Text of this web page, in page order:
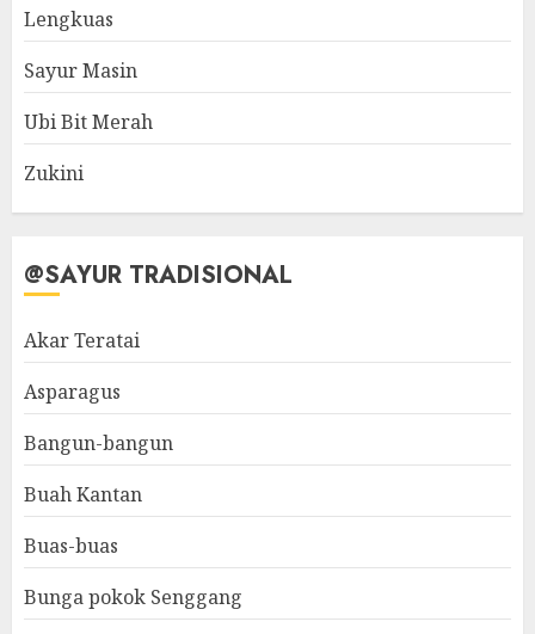
Lengkuas
Sayur Masin
Ubi Bit Merah
Zukini
@SAYUR TRADISIONAL
Akar Teratai
Asparagus
Bangun-bangun
Buah Kantan
Buas-buas
Bunga pokok Senggang